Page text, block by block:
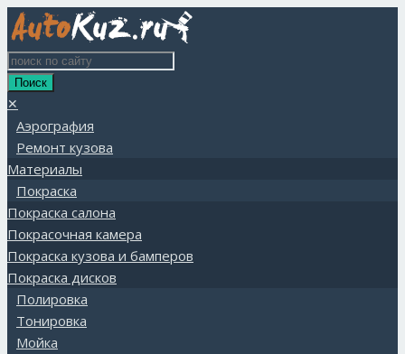
✕
Аэрография
Ремонт кузова
Материалы
Покраска
Покраска салона
Покрасочная камера
Покраска кузова и бамперов
Покраска дисков
Полировка
Тонировка
Мойка